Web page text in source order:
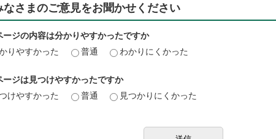
なさまのご意見をお聞かせください
ージの内容は分かりやすかったですか
りやすかった
普通 わかりにくかった
ージは見つけやすかったですか
けやすかった
普通 見つかりにくかった